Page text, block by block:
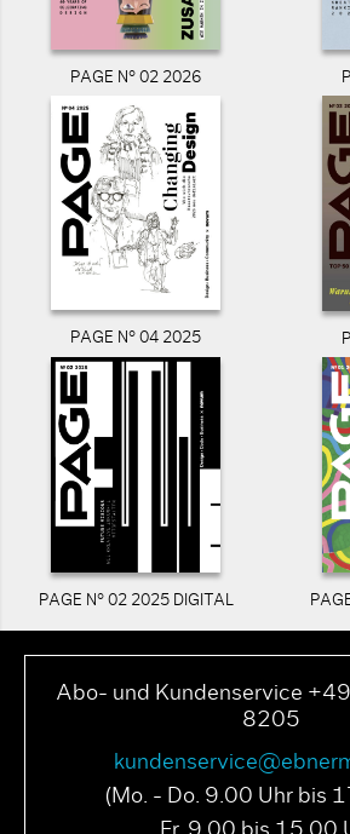
PAGE N° 02 2026
PAGE N° 04 2025
PAGE N° 02 2025 DIGITAL
Abo- und Kundenservice
8205
(Mo. - Do. 9.00 Uhr bis